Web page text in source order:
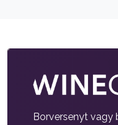
Borversenyt vagy